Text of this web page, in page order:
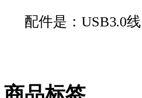
配件是：USB3.0